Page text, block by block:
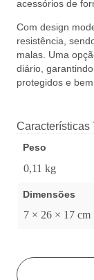
acessórios de
Com design
resistência,
malas. Uma
diário,
protegidos e
Características
Peso
0,11 kg
Dimensões
7 × 26 × 17 cm